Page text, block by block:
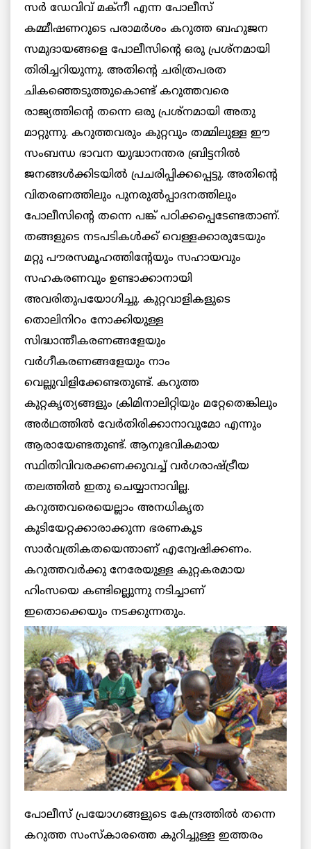
സര്‍ ഡേവിവ് മക്‌നീ എന്ന പോലീസ്
കമ്മീഷണറുടെ പരാമര്‍ശം കറുത്ത ബഹുജന
സമുദായങ്ങളെ പോലീസിന്റെ ഒരു പ്രശ്‌നമായി
തിരിച്ചറിയുന്നു. അതിന്റെ ചരിത്രപരത
ചികഞ്ഞെടുത്തുകൊണ്ട് കറുത്തവരെ
രാജ്യത്തിന്റെ തന്നെ ഒരു പ്രശ്‌നമായി അതു
മാറ്റുന്നു. കറുത്തവരും കുറ്റവും തമ്മിലുള്ള ഈ
സംബന്ധ ഭാവന യുദ്ധാനന്തര ബ്രിട്ടനില്‍
ജനങ്ങള്‍ക്കിടയില്‍ പ്രചരിപ്പിക്കപ്പെട്ടു. അതിന്റെ
വിതരണത്തിലും പുനരുല്‍പ്പാദനത്തിലും
പോലീസിന്റെ തന്നെ പങ്ക് പഠിക്കപ്പെടേണ്ടതാണ്.
തങ്ങളുടെ നടപടികള്‍ക്ക് വെള്ളക്കാരുടേയും
മറ്റു പൗരസമൂഹത്തിന്റേയും സഹായവും
സഹകരണവും ഉണ്ടാക്കാനായി
അവരിതുപയോഗിച്ചു. കുറ്റവാളികളുടെ
തൊലിനിറം നോക്കിയുള്ള
സിദ്ധാന്തീകരണങ്ങളേയും
വര്‍ഗീകരണങ്ങളേയും നാം
വെല്ലുവിളിക്കേണ്ടതുണ്ട്. കറുത്ത
കുറ്റകൃത്യങ്ങളും ക്രിമിനാലിറ്റിയും മറ്റേതെങ്കിലും
അര്‍ഥത്തില്‍ വേര്‍തിരിക്കാനാവുമോ എന്നും
ആരായേണ്ടതുണ്ട്. ആനുഭവികമായ
സ്ഥിതിവിവരക്കണക്കുവച്ച് വര്‍ഗരാഷ്ട്രീയ
തലത്തില്‍ ഇതു ചെയ്യാനാവില്ല.
കറുത്തവരെയെല്ലാം അനധികൃത
കുടിയേറ്റക്കാരാക്കുന്ന ഭരണകൂട
സാര്‍വത്രികതയെന്താണ് എന്വേഷിക്കണം.
കറുത്തവര്‍ക്കു നേരേയുള്ള കുറ്റകരമായ
ഹിംസയെ കണ്ടില്ലെുന്നു നടിച്ചാണ്
ഇതൊക്കെയും നടക്കുന്നതും.
പോലീസ് പ്രയോഗങ്ങളുടെ കേന്ദ്രത്തില്‍ തന്നെ
കറുത്ത സംസ്‌കാരത്തെ കുറിച്ചുള്ള ഇത്തരം